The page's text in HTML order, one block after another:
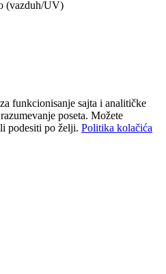
(vazduh/UV)
funkcionisanje sajta i analitičke
poseta. Možete
podesiti po želji. Politika kolačića